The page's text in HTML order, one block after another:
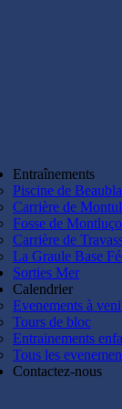
Entraînements
Piscine de
Carrière de
Fosse de
Carrière de
La Graule Base
Sorties Mer
Calendrier
Evenements à
Tours de bloc
Entrainements
Tous les
Contactez-nous